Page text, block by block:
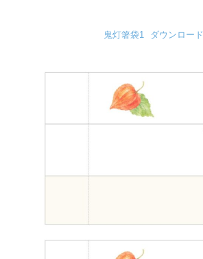
鬼灯箸袋1 ダウンロード